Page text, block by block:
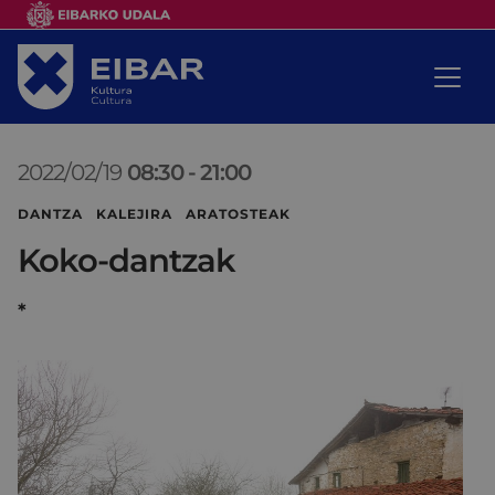
2022/02/19 08:30 -21:00
DANTZA KALEJIRA ARATOSTEAK
Koko-dantzak
*